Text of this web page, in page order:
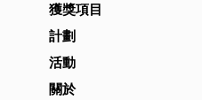
獲獎項目
計劃
活動
關於